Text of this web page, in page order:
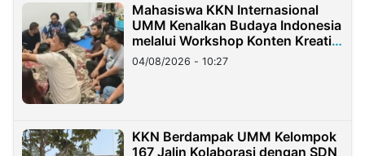
Mahasiswa KKN Internasional
UMM Kenalkan Budaya Indonesia
melalui Workshop Konten Kreatif
di Taiwan
04/08/2026 - 10:27
KKN Berdampak UMM Kelompok
167 Jalin Kolaborasi dengan SDN